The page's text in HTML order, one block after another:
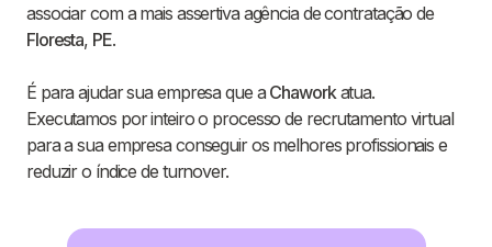
associar com a mais assertiva agência de contratação de
Floresta, PE.
É para ajudar sua empresa que a Chaworkatua.
Executamos por inteiro o processo de recrutamento virtual
para a sua empresa conseguir os melhores profissionais e
reduzir o índice de turnover.